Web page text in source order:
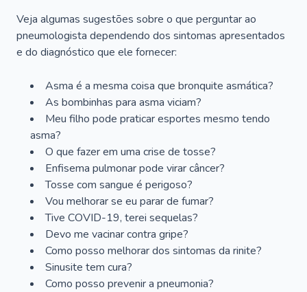
Veja algumas sugestões sobre o que perguntar ao
pneumologista dependendo dos sintomas apresentados
e do diagnóstico que ele fornecer:
Asma é a mesma coisa que bronquite asmática?
As bombinhas para asma viciam?
Meu filho pode praticar esportes mesmo tendo
asma?
O que fazer em uma crise de tosse?
Enfisema pulmonar pode virar câncer?
Tosse com sangue é perigoso?
Vou melhorar se eu parar de fumar?
Tive COVID-19, terei sequelas?
Devo me vacinar contra gripe?
Como posso melhorar dos sintomas da rinite?
Sinusite tem cura?
Como posso prevenir a pneumonia?